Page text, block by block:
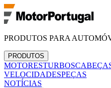
PRODUTOS PARA
PRODUTOS
MOTORESTURBOS
VELOCIDADESPEÇAS
NOTÍCIAS